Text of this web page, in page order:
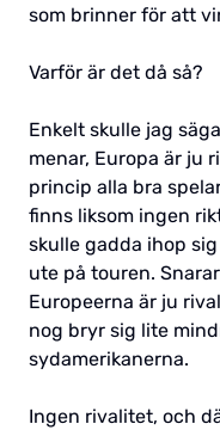
som brinner för att
Varför är det då så?
Enkelt skulle jag
menar, Europa är ju
princip alla bra
finns liksom ingen
skulle gadda ihop
ute på touren.
Europeerna är ju
nog bryr sig lite
sydamerikanerna.
Ingen rivalitet, och